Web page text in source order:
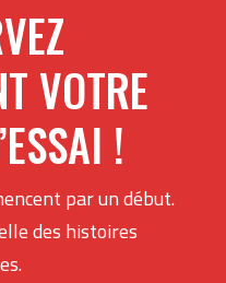
VOTRE
!
par un début.
des histoires